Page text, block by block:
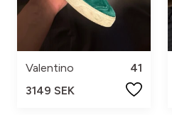
Valentino
41
3149 SEK